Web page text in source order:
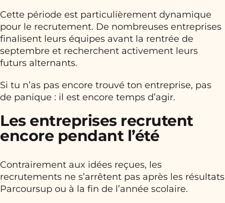
Cette période est particulièrement dynamique
pour le recrutement. De nombreuses entreprises
finalisent leurs équipes avant la rentrée de
septembre et recherchent activement leurs
futurs alternants.
Si tu n’as pas encore trouvé ton entreprise, pas
de panique : il est encore temps d’agir.
Les entreprises recrutent
encore pendant l’été
Contrairement aux idées reçues, les
recrutements ne s’arrêtent pas après les résultats
Parcoursup ou à la fin de l’année scolaire.